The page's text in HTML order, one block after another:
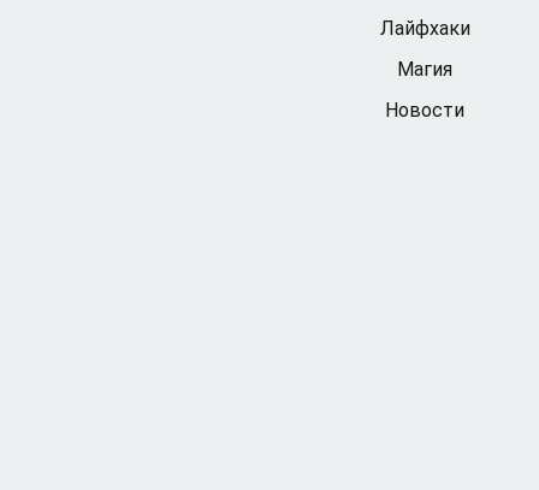
Лайфхаки
Магия
Новости